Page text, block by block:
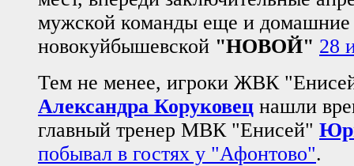
мужской команды еще и домашние
новокуйбышевской "НОВОЙ" 28
Тем не менее, игроки ЖВК
Александра Коруковец нашли
главный тренер МВК "Енисей"
побывал в гостях у "Афонтово".